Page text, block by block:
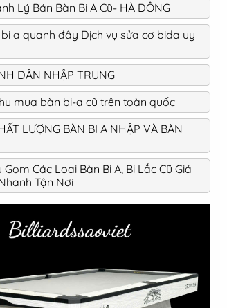
Lý Bán Bàn Bi A Cũ- HÀ ĐÔNG
a quanh đây Dịch vụ sửa cơ bida uy
DÂN NHẬP TRUNG
mua bàn bi-a cũ trên toàn quốc
LƯỢNG BÀN BI A NHẬP VÀ BÀN
Gom Các Loại Bàn Bi A, Bi Lắc Cũ Giá
Tận Nơi